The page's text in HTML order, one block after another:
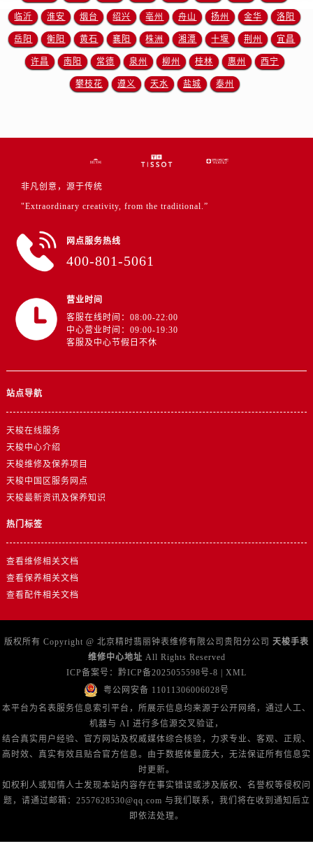
临沂 淮安 烟台 绍兴 亳州 舟山 扬州 金华 洛阳
岳阳 衡阳 黄石 襄阳 株洲 湘潭 十堰 荆州 宜昌
许昌 南阳 常德 泉州 柳州 桂林 惠州 西宁
攀枝花 遵义 天水 盐城 泰州
非凡创意，源于传统
"Extraordinary creativity, from the traditional.”
网点服务热线
400-801-5061
营业时间
客服在线时间：08:00-22:00
中心营业时间：09:00-19:30
客服及中心节假日不休
站点导航
天梭在线服务
天梭中心介绍
天梭维修及保养项目
天梭中国区服务网点
天梭最新资讯及保养知识
热门标签
查看维修相关文档
查看保养相关文档
查看配件相关文档
版权所有 Copyright @ 北京精时翡丽钟表维修有限公司贵阳分公司 天梭手表
维修中心地址 All Rights Reserved
ICP备案号： 黔ICP备2025055598号-8
XML
粤公网安备 11011306006028号
本平台为名表服务信息索引平台，所展示信息均来源于公开网络，通过人工、
机器与 AI 进行多信源交叉验证，
结合真实用户经验、官方网站及权威媒体综合核验，力求专业、客观、正规、
高时效、真实有效且贴合官方信息。由于数据体量庞大，无法保证所有信息实
时更新。
如权利人或知情人士发现本站内容存在事实错误或涉及版权、名誉权等侵权问
题，请通过邮箱：2557628530@qq.com 与我们联系，我们将在收到通知后立
即依法处理。